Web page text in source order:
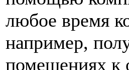
любое время
например,
помещениях к